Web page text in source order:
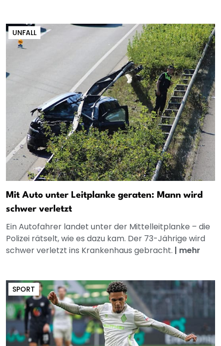
UNFALL
Mit Auto unter Leitplanke geraten: Mann wird
schwer verletzt
Ein Autofahrer landet unter der Mittelleitplanke – die
Polizei rätselt, wie es dazu kam. Der 73-Jährige wird
schwer verletzt ins Krankenhaus gebracht. | mehr
SPORT